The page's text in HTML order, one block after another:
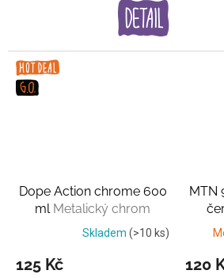
Dope Action chrome 600
ml Metalický chrom
Skladem (>10 ks)
125 Kč
MTN
120